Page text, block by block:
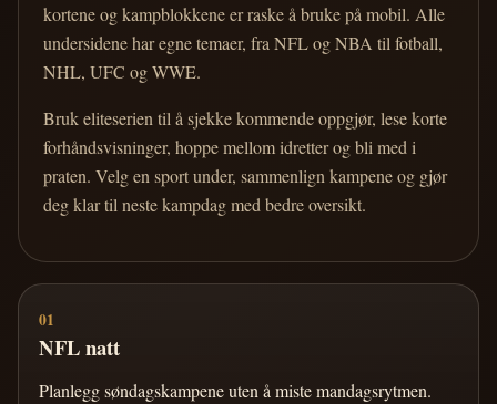
kortene og kampblokkene er raske å bruke på mobil. Alle
undersidene har egne temaer, fra NFL og NBA til fotball,
NHL, UFC og WWE.
Bruk eliteserien til å sjekke kommende oppgjør, lese korte
forhåndsvisninger, hoppe mellom idretter og bli med i
praten. Velg en sport under, sammenlign kampene og gjør
deg klar til neste kampdag med bedre oversikt.
01
NFL natt
Planlegg søndagskampene uten å miste mandagsrytmen.